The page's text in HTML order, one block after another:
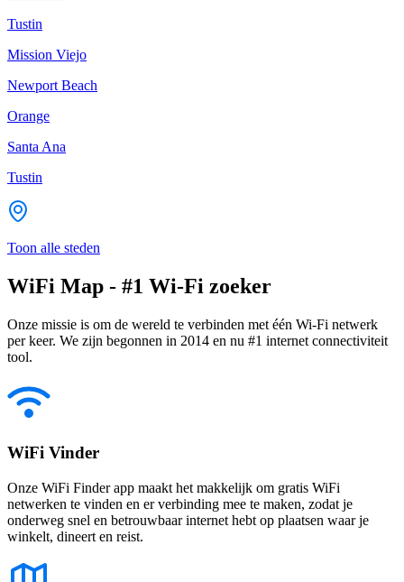
Tustin
Mission Viejo
Newport Beach
Orange
Santa Ana
Tustin
Toon alle steden
WiFi Map - #1 Wi-Fi zoeker
Onze missie is om de wereld te verbinden met één Wi-Fi netwerk
per keer. We zijn begonnen in 2014 en nu #1 internet connectiviteit
tool.
WiFi Vinder
Onze WiFi Finder app maakt het makkelijk om gratis WiFi
netwerken te vinden en er verbinding mee te maken, zodat je
onderweg snel en betrouwbaar internet hebt op plaatsen waar je
winkelt, dineert en reist.